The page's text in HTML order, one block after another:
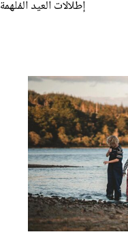
إطلالات العيد المُلهمة